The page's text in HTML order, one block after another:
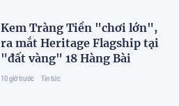
Kem Tràng Tiền "chơi lớn",
ra mắt Heritage Flagship tại
"đất vàng" 18 Hàng Bài
10 giờ trước Tin tức